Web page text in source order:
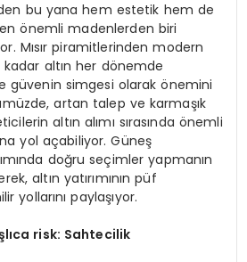
bu yana hem estetik hem de
önemli madenlerden biri
Mısır piramitlerinden modern
kadar altın her dönemde
güvenin simgesi olarak önemini
artan talep ve karmaşık
altın alımı sırasında önemli
yol açabiliyor. Güneş
doğru seçimler yapmanın
altın yatırımının püf
yollarını paylaşıyor.
risk: Sahtecilik